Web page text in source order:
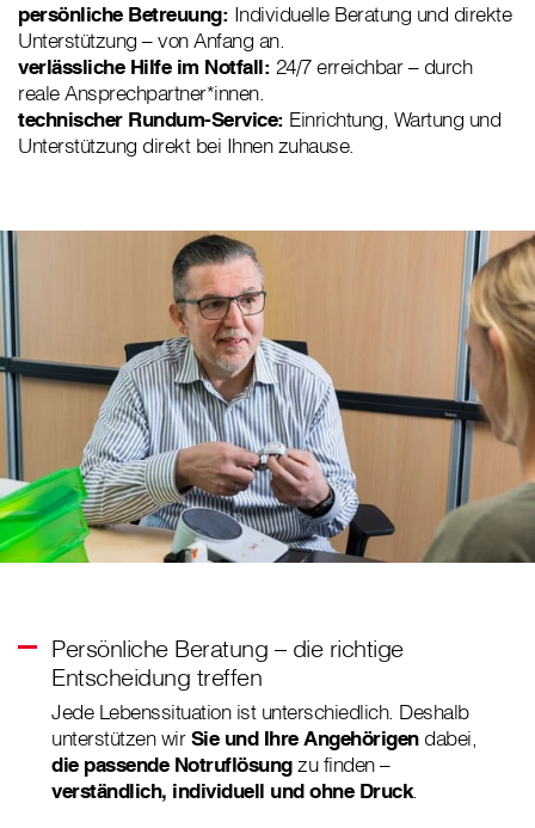
persönliche Betreuung: Individuelle Beratung und direkte
Unterstützung – von Anfang an.
verlässliche Hilfe im Notfall: 24/7 erreichbar – durch
reale Ansprechpartner*innen.
technischer Rundum-Service: Einrichtung, Wartung und
Unterstützung direkt bei Ihnen zuhause.
Persönliche Beratung – die richtige
Entscheidung treffen
Jede Lebenssituation ist unterschiedlich. Deshalb
unterstützen wirSie und Ihre Angehörigendabei,
die passende Notruflösung zu finden –
verständlich, individuell und ohne Druck.